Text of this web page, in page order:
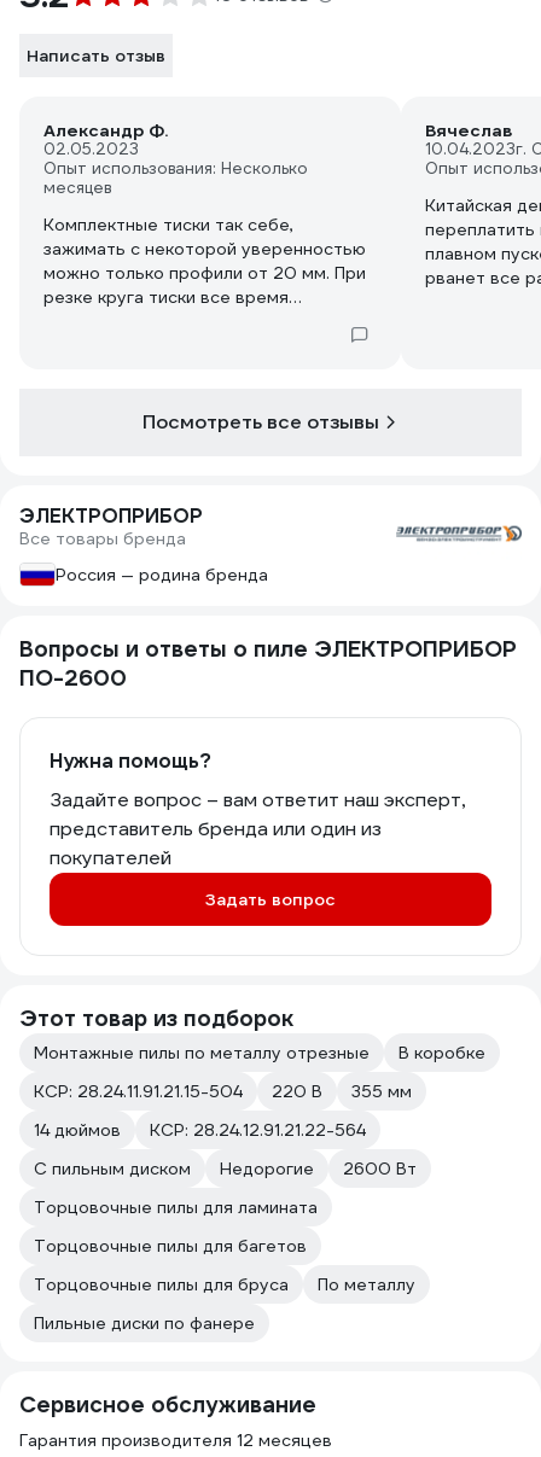
Написать отзыв
Александр Ф.
02.05.2023
Опыт использования: Несколько
месяцев
Комплектные тиски так себе,
зажимать с некоторой уверенностью
можно только профили от 20 мм. При
резке круга тиски все время
в целом все какое-то слабенькое.
стоит. Родной диск пришлось
выкинуть после первой попытки реза.
Он просто греет металл и плавит его.
Оценку 4 ставлю только потому, что
бы заплатил и в 1,5 раза больше.
Вячеслав
10.04.2023г.
Опыт
Китайская
переплатить
плавном
рванет все
Посмотреть все отзывы
ЭЛЕКТРОПРИБОР
Все товары бренда
Россия — родина бренда
Вопросы и ответы о пиле ЭЛЕКТРОПРИБОР
ПО-2600
Нужна помощь?
Задайте вопрос – вам ответит наш эксперт,
представитель бренда или один из
покупателей
Задать вопрос
Этот товар из подборок
Монтажные пилы по металлу отрезные
В коробке
КСР: 28.24.11.91.21.15-504
220 В
355 мм
14 дюймов
КСР: 28.24.12.91.21.22-564
С пильным диском
Недорогие
2600 Вт
Торцовочные пилы для ламината
Торцовочные пилы для багетов
Торцовочные пилы для бруса
По металлу
Пильные диски по фанере
Сервисное обслуживание
Гарантия производителя 12 месяцев